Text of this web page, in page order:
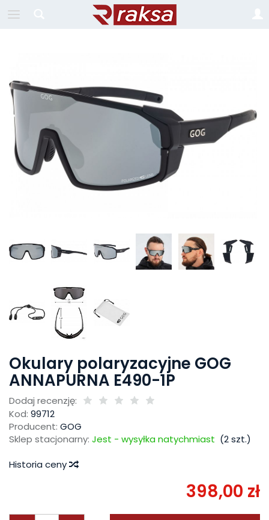
Okulary polaryzacyjne GOG
ANNAPURNA E490-1P
Dodaj recenzję:
Kod: 99712
Producent: GOG
Sklep stacjonarny: Jest - wysyłka natychmiast (2szt.)
Historia ceny
398,00 zł